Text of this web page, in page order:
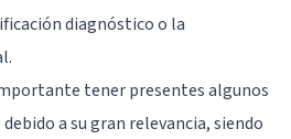
diagnóstico o la
tener presentes algunos
a su gran relevancia, siendo